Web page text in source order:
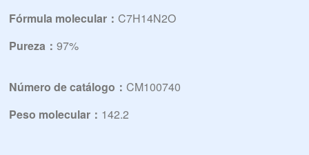
Fórmula molecular：C7H14N2O
Pureza：97%
Número de catálogo：CM100740
Peso molecular： 142.2